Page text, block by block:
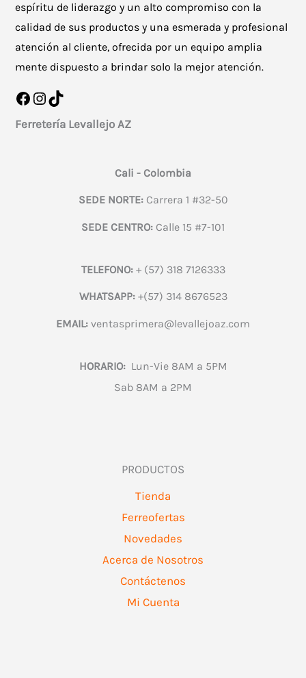
espíritu de liderazgo y un alto compromiso con la
calidad de sus productos y una esmerada y profesional
atención al cliente, ofrecida por un equipo amplia
mente dispuesto a brindar solo la mejor atención.
Facebook
Instagram
TikTok
Ferretería Levallejo AZ
Cali - Colombia
SEDE NORTE:Carrera 1 #32-50
SEDE CENTRO: Calle 15 #7-101
TELEFONO:+ (57) 318 7126333
WHATSAPP:+(57) 314 8676523
EMAIL: ventasprimera@levallejoaz.com
HORARIO:Lun-Vie 8AM a 5PM
Sab 8AM a 2PM
PRODUCTOS
Tienda
Ferreofertas
Novedades
Acerca de Nosotros
Contáctenos
Mi Cuenta